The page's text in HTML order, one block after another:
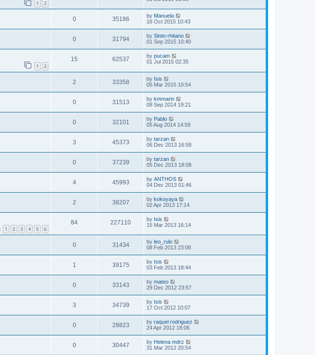
1 2
0 35186 by Manuela
16 Oct 2015 10:43
0 31794 by Sinto-rhitano
01 Sep 2015 10:40
1 2
15 62537 by pucam
01 Jul 2015 02:35
2 33358 by Isis
05 Mar 2015 10:54
0 31513 by kmmarin
08 Sep 2014 19:21
0 32101 by Pablo
05 Aug 2014 14:59
3 45373 by tarzan
06 Dec 2013 16:58
0 37239 by tarzan
05 Dec 2013 18:08
4 45993 by ANTHOS
04 Dec 2013 01:46
2 38207 by kokoyaya
02 Apr 2013 17:14
1 2 3 4 5 6
84 227110 by Isis
15 Mar 2013 16:14
0 31434 by leo_rulo
08 Feb 2013 23:08
1 39175 by Isis
03 Feb 2013 18:44
0 33143 by mateo
29 Dec 2012 23:57
3 34739 by Isis
17 Oct 2012 10:07
0 28823 by raquel rodriguez
24 Apr 2012 18:06
0 30447 by Helena mdrz
31 Mar 2012 20:54